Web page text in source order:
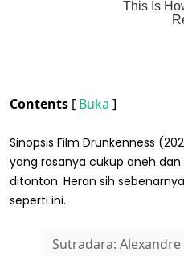
Contents [ Buka ]
Sinopsis Film Drunkenness
yang rasanya cukup aneh
ditonton. Heran sih
seperti ini.
Sutradara: Alexandre